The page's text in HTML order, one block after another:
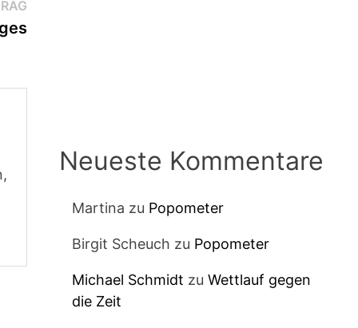
Nächster
Beitrag:
Neueste Kommentare
Martina zu Popometer
Birgit Scheuch zu Popometer
Michael Schmidt zu Wettlauf gegen
die Zeit